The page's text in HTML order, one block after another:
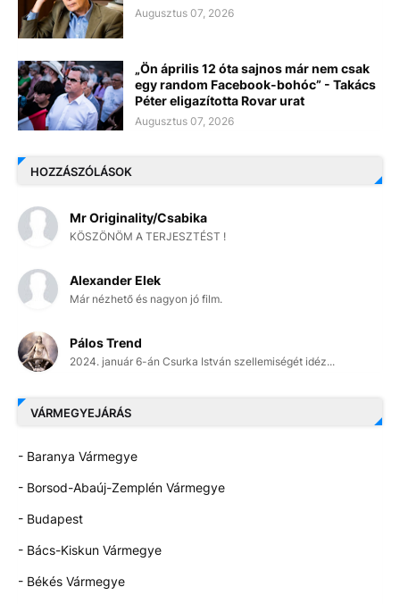
Augusztus 07, 2026
„Ön április 12 óta sajnos már nem csak
egy random Facebook-bohóc” - Takács
Péter eligazította Rovar urat
Augusztus 07, 2026
HOZZÁSZÓLÁSOK
Mr Originality/Csabika
KÖSZÖNÖM A TERJESZTÉST !
Alexander Elek
Már nézhető és nagyon jó film.
Pálos Trend
2024. január 6-án Csurka István szellemiségét idéz...
VÁRMEGYEJÁRÁS
- Baranya Vármegye
- Borsod-Abaúj-Zemplén Vármegye
- Budapest
- Bács-Kiskun Vármegye
- Békés Vármegye